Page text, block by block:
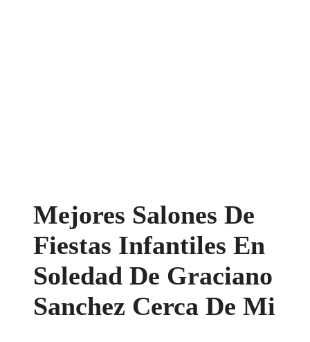
Mejores Salones De
Fiestas Infantiles En
Soledad De Graciano
Sanchez Cerca De Mi